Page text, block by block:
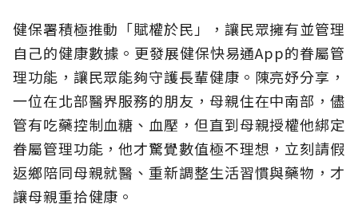
健保署積極推動「賦權於民」，讓民眾擁有並管理
自己的健康數據。更發展健保快易通App的眷屬管
理功能，讓民眾能夠守護長輩健康。陳亮妤分享，
一位在北部醫界服務的朋友，母親住在中南部，儘
管有吃藥控制血糖、血壓，但直到母親授權他綁定
眷屬管理功能，他才驚覺數值極不理想，立刻請假
返鄉陪同母親就醫、重新調整生活習慣與藥物，才
讓母親重拾健康。